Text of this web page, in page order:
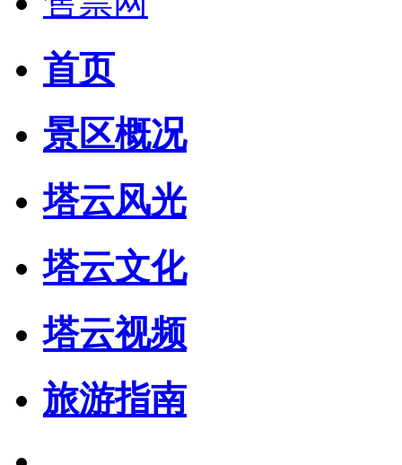
首页
景区概况
塔云风光
塔云文化
塔云视频
旅游指南